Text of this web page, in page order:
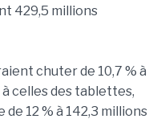
429,5 millions
chuter de 10,7 % à
celles des tablettes,
12 % à 142,3 millions